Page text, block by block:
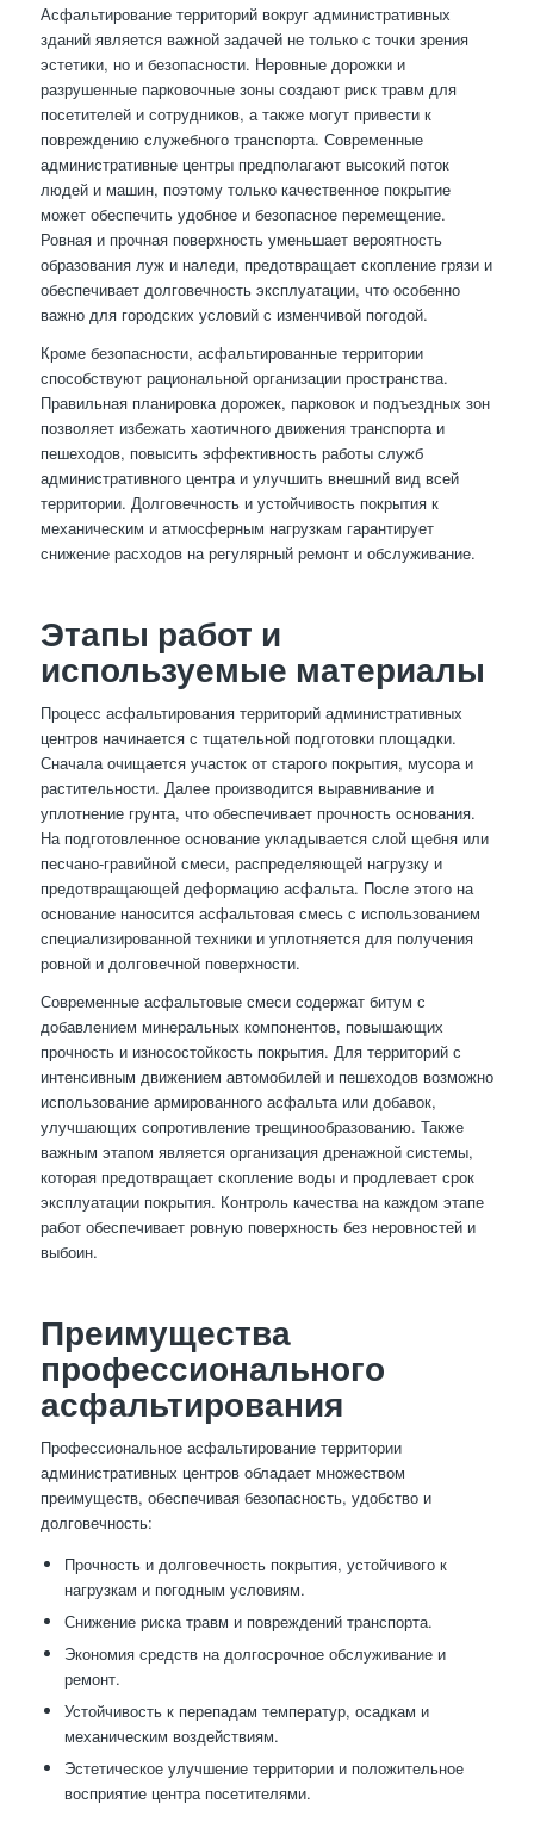
Асфальтирование территорий вокруг административных
зданий является важной задачей не только с точки зрения
эстетики, но и безопасности. Неровные дорожки и
разрушенные парковочные зоны создают риск травм для
посетителей и сотрудников, а также могут привести к
повреждению служебного транспорта. Современные
административные центры предполагают высокий поток
людей и машин, поэтому только качественное покрытие
может обеспечить удобное и безопасное перемещение.
Ровная и прочная поверхность уменьшает вероятность
образования луж и наледи, предотвращает скопление грязи и
обеспечивает долговечность эксплуатации, что особенно
важно для городских условий с изменчивой погодой.
Кроме безопасности, асфальтированные территории
способствуют рациональной организации пространства.
Правильная планировка дорожек, парковок и подъездных зон
позволяет избежать хаотичного движения транспорта и
пешеходов, повысить эффективность работы служб
административного центра и улучшить внешний вид всей
территории. Долговечность и устойчивость покрытия к
механическим и атмосферным нагрузкам гарантирует
снижение расходов на регулярный ремонт и обслуживание.
Этапы работ и
используемые материалы
Процесс асфальтирования территорий административных
центров начинается с тщательной подготовки площадки.
Сначала очищается участок от старого покрытия, мусора и
растительности. Далее производится выравнивание и
уплотнение грунта, что обеспечивает прочность основания.
На подготовленное основание укладывается слой щебня или
песчано-гравийной смеси, распределяющей нагрузку и
предотвращающей деформацию асфальта. После этого на
основание наносится асфальтовая смесь с использованием
специализированной техники и уплотняется для получения
ровной и долговечной поверхности.
Современные асфальтовые смеси содержат битум с
добавлением минеральных компонентов, повышающих
прочность и износостойкость покрытия. Для территорий с
интенсивным движением автомобилей и пешеходов возможно
использование армированного асфальта или добавок,
улучшающих сопротивление трещинообразованию. Также
важным этапом является организация дренажной системы,
которая предотвращает скопление воды и продлевает срок
эксплуатации покрытия. Контроль качества на каждом этапе
работ обеспечивает ровную поверхность без неровностей и
выбоин.
Преимущества
профессионального
асфальтирования
Профессиональное асфальтирование территории
административных центров обладает множеством
преимуществ, обеспечивая безопасность, удобство и
долговечность:
Прочность и долговечность покрытия, устойчивого к
нагрузкам и погодным условиям.
Снижение риска травм и повреждений транспорта.
Экономия средств на долгосрочное обслуживание и
ремонт.
Устойчивость к перепадам температур, осадкам и
механическим воздействиям.
Эстетическое улучшение территории и положительное
восприятие центра посетителями.